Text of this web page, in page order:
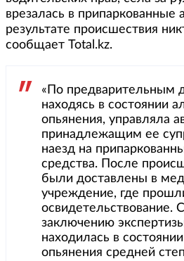
врезалась в припаркованные
результате происшествия
сообщает Total.kz.
«По предварительным
находясь в состоянии
опьянения, управляла
принадлежащим ее
наезд на
средства. После
были доставлены в
учреждение, где
освидетельствование.
заключению
находилась в
опьянения средней